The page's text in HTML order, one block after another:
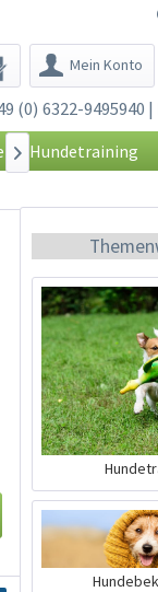
Mein Konto
(0) 6322-9495940 |
Hundetraining
